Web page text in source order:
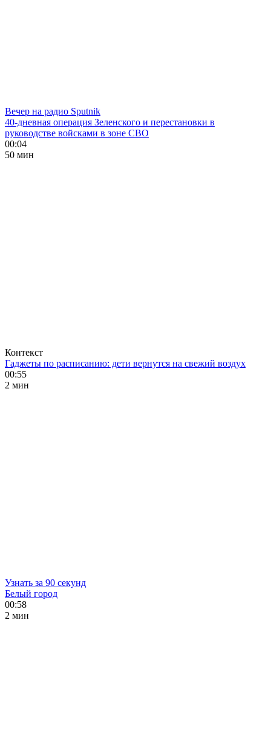
Вечер на радио Sputnik
40-дневная операция Зеленского и перестановки в
руководстве войсками в зоне СВО
00:04
50 мин
Контекст
Гаджеты по расписанию: дети вернутся на свежий воздух
00:55
2 мин
Узнать за 90 секунд
Белый город
00:58
2 мин